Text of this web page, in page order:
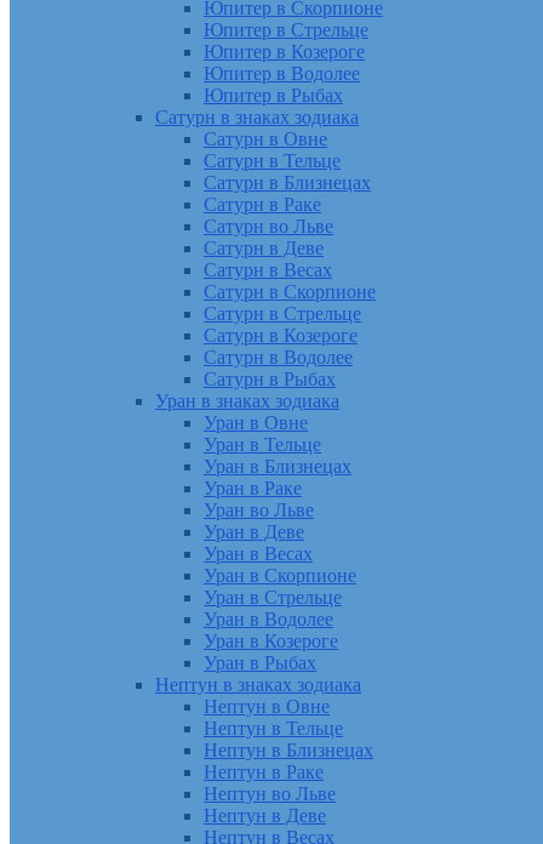
Юпитер в Скорпионе
Юпитер в Стрельце
Юпитер в Козероге
Юпитер в Водолее
Юпитер в Рыбах
Сатурн в знаках зодиака
Сатурн в Овне
Сатурн в Тельце
Сатурн в Близнецах
Сатурн в Раке
Сатурн во Льве
Сатурн в Деве
Сатурн в Весах
Сатурн в Скорпионе
Сатурн в Стрельце
Сатурн в Козероге
Сатурн в Водолее
Сатурн в Рыбах
Уран в знаках зодиака
Уран в Овне
Уран в Тельце
Уран в Близнецах
Уран в Раке
Уран во Льве
Уран в Деве
Уран в Весах
Уран в Скорпионе
Уран в Стрельце
Уран в Водолее
Уран в Козероге
Уран в Рыбах
Нептун в знаках зодиака
Нептун в Овне
Нептун в Тельце
Нептун в Близнецах
Нептун в Раке
Нептун во Льве
Нептун в Деве
Нептун в Весах